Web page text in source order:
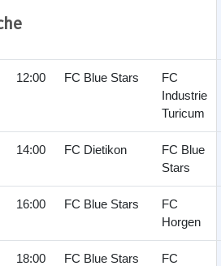
12:00 FC Blue Stars
FC
Industrie
Turicum
14:00 FC Dietikon
FC Blue
Stars
16:00 FC Blue Stars
FC
Horgen
18:00 FC Blue Stars
FC